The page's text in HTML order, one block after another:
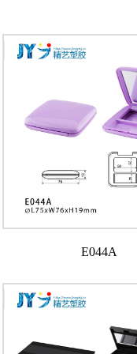
E044A